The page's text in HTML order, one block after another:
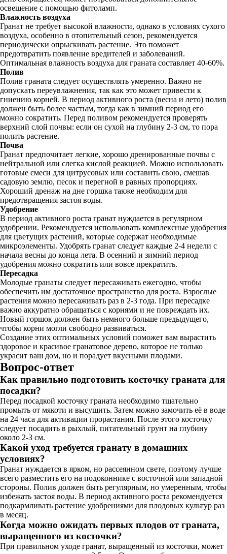
освещение с помощью фитоламп.
Влажность воздуха
Гранат не требует высокой влажности, однако в условиях сухого
воздуха, особенно в отопительный сезон, рекомендуется
периодически опрыскивать растение. Это поможет
предотвратить появление вредителей и заболеваний.
Оптимальная влажность воздуха для граната составляет 40-60%.
Полив
Полив граната следует осуществлять умеренно. Важно не
допускать переувлажнения, так как это может привести к
гниению корней. В период активного роста (весна и лето) полив
должен быть более частым, тогда как в зимний период его
можно сократить. Перед поливом рекомендуется проверять
верхний слой почвы: если он сухой на глубину 2-3 см, то пора
полить растение.
Почва
Гранат предпочитает легкие, хорошо дренированные почвы с
нейтральной или слегка кислой реакцией. Можно использовать
готовые смеси для цитрусовых или составить свою, смешав
садовую землю, песок и перегной в равных пропорциях.
Хороший дренаж на дне горшка также необходим для
предотвращения застоя воды.
Удобрение
В период активного роста гранат нуждается в регулярном
удобрении. Рекомендуется использовать комплексные удобрения
для цветущих растений, которые содержат необходимые
микроэлементы. Удобрять гранат следует каждые 2-4 недели с
начала весны до конца лета. В осенний и зимний период
удобрения можно сократить или вовсе прекратить.
Пересадка
Молодые гранаты следует пересаживать ежегодно, чтобы
обеспечить им достаточное пространство для роста. Взрослые
растения можно пересаживать раз в 2-3 года. При пересадке
важно аккуратно обращаться с корнями и не повреждать их.
Новый горшок должен быть немного больше предыдущего,
чтобы корни могли свободно развиваться.
Создание этих оптимальных условий поможет вам вырастить
здоровое и красивое гранатовое дерево, которое не только
украсит ваш дом, но и порадует вкусными плодами.
Вопрос-ответ
Как правильно подготовить косточку граната для
посадки?
Перед посадкой косточку граната необходимо тщательно
промыть от мякоти и высушить. Затем можно замочить её в воде
на 24 часа для активации прорастания. После этого косточку
следует посадить в рыхлый, питательный грунт на глубину
около 2-3 см.
Какой уход требуется гранату в домашних
условиях?
Гранат нуждается в ярком, но рассеянном свете, поэтому лучше
всего разместить его на подоконнике с восточной или западной
стороны. Полив должен быть регулярным, но умеренным, чтобы
избежать застоя воды. В период активного роста рекомендуется
подкармливать растение удобрениями для плодовых культур раз
в месяц.
Когда можно ожидать первых плодов от граната,
выращенного из косточки?
При правильном уходе гранат, выращенный из косточки, может